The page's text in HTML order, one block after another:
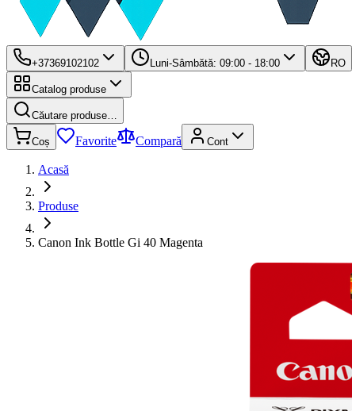
+37369102102 Luni-Sâmbătă: 09:00 - 18:00 RO
Catalog produse
Căutare produse…
Coș Favorite Compară Cont
Acasă
Produse
Canon Ink Bottle Gi 40 Magenta